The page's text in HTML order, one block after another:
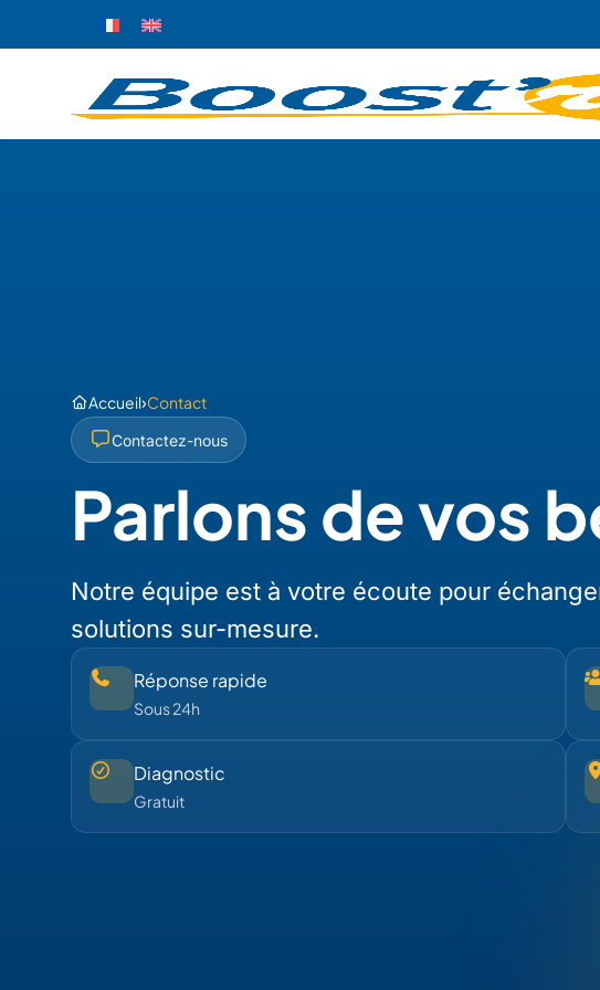
Accueil›Contact
Contactez-nous
Parlons de vos
Notre équipe est à votre écoute pour
solutions sur-mesure.
Réponse rapide
Sous 24h
Diagnostic
Gratuit